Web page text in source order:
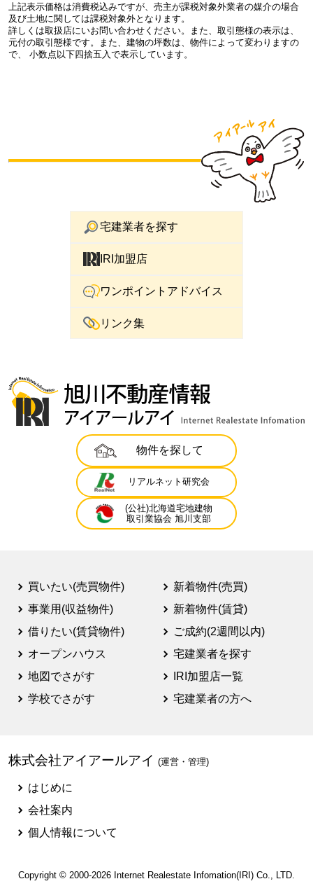
上記表示価格は消費税込みですが、売主が課税対象外業者の媒介の場合
及び土地に関しては課税対象外となります。
詳しくは取扱店にいお問い合わせください。また、取引態様の表示は、
元付の取引態様です。また、建物の坪数は、物件によって変わりますの
で、 小数点以下四捨五入で表示しています。
宅建業者を探す
IRI加盟店
ワンポイントアドバイス
リンク集
物件を探して
リアルネット研究会
(公社)北海道宅地建物
取引業協会 旭川支部
買いたい(売買物件)
事業用(収益物件)
借りたい(賃貸物件)
オープンハウス
地図でさがす
学校でさがす
新着物件(売買)
新着物件(賃貸)
ご成約(2週間以内)
宅建業者を探す
IRI加盟店一覧
宅建業者の方へ
株式会社アイアールアイ (運営・管理)
はじめに
会社案内
個人情報について
Copyright © 2000-2026 Internet Realestate Infomation(IRI) Co., LTD.